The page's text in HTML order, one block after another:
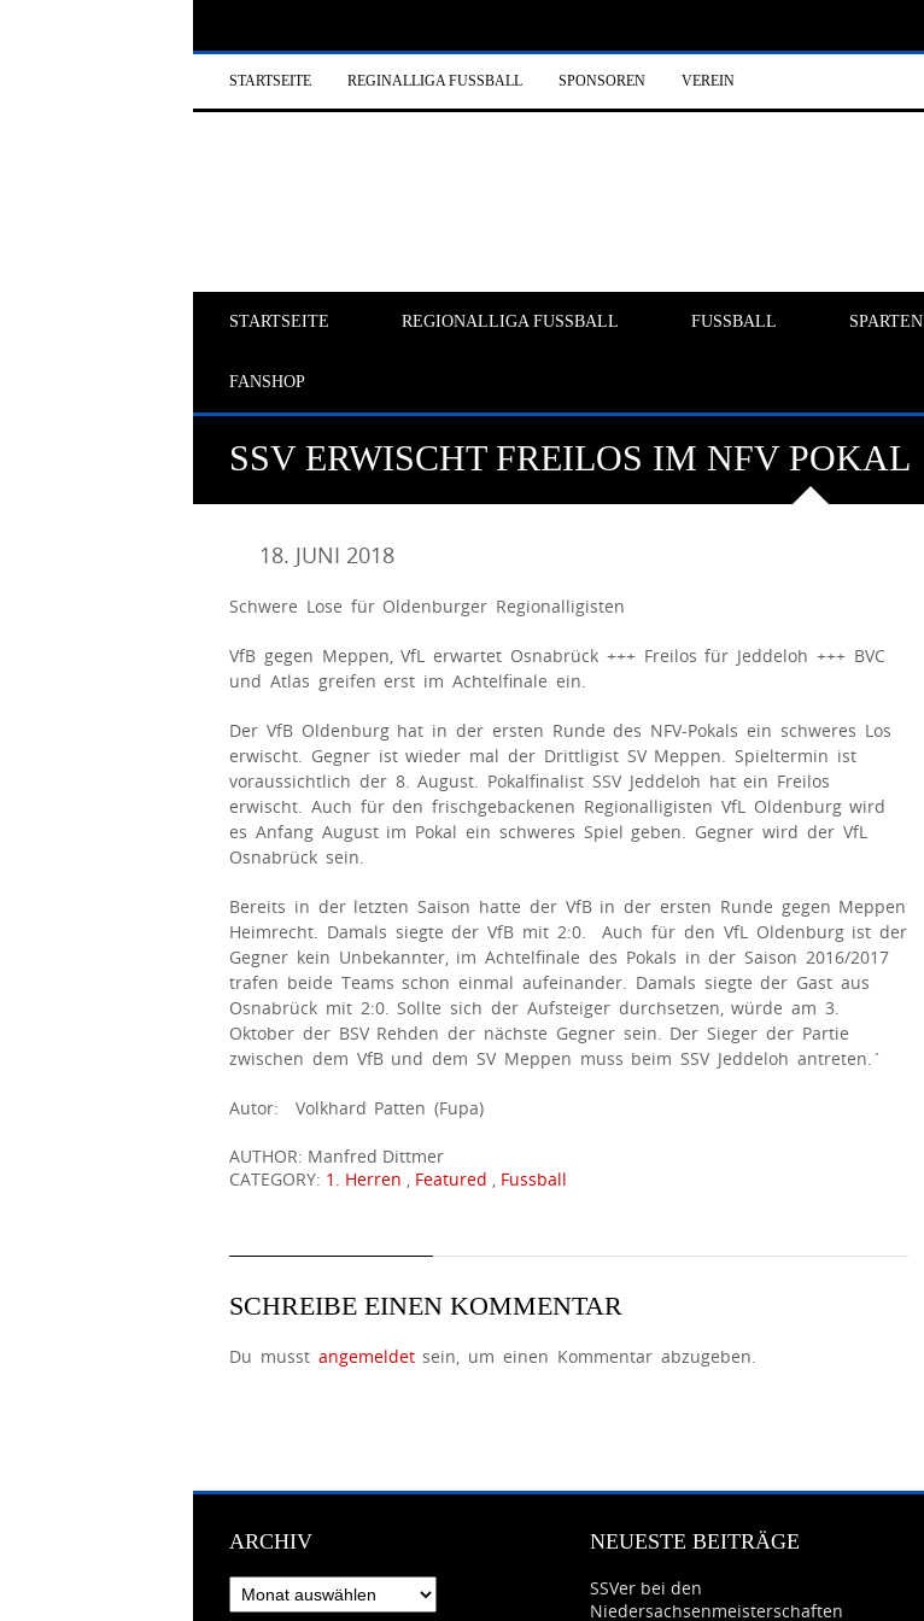
STARTSEITE REGINALLIGA FUSSBALL SPONSOREN VEREIN
STARTSEITE REGIONALLIGA FUSSBALL FUSSBALL SPARTEN
FANSHOP
SSV ERWISCHT FREILOS IM NFV POKAL
18. JUNI 2018
Schwere Lose für Oldenburger Regionalligisten
VfB gegen Meppen, VfL erwartet Osnabrück +++ Freilos für Jeddeloh +++ BVC
und Atlas greifen erst im Achtelfinale ein.
Der VfB Oldenburg hat in der ersten Runde des NFV-Pokals ein schweres Los
erwischt. Gegner ist wieder mal der Drittligist SV Meppen. Spieltermin ist
voraussichtlich der 8. August. Pokalfinalist SSV Jeddeloh hat ein Freilos
erwischt. Auch für den frischgebackenen Regionalligisten VfL Oldenburg wird
es Anfang August im Pokal ein schweres Spiel geben. Gegner wird der VfL
Osnabrück sein.
Bereits in der letzten Saison hatte der VfB in der ersten Runde gegen Meppen
Heimrecht. Damals siegte der VfB mit 2:0. Auch für den VfL Oldenburg ist der
Gegner kein Unbekannter, im Achtelfinale des Pokals in der Saison 2016/2017
trafen beide Teams schon einmal aufeinander. Damals siegte der Gast aus
Osnabrück mit 2:0. Sollte sich der Aufsteiger durchsetzen, würde am 3.
Oktober der BSV Rehden der nächste Gegner sein. Der Sieger der Partie
zwischen dem VfB und dem SV Meppen muss beim SSV Jeddeloh antreten.´
Autor: Volkhard Patten (Fupa)
AUTHOR: Manfred Dittmer
CATEGORY: 1. Herren , Featured , Fussball
SCHREIBE EINEN KOMMENTAR
Du musst angemeldetsein, um einen Kommentar abzugeben.
ARCHIV
Archiv
NEUESTE BEITRÄGE
SSVer bei den
Niedersachsenmeisterschaften